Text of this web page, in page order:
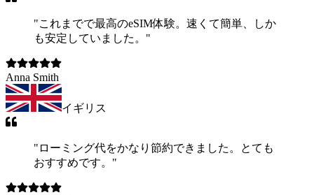
"これまでで最高のeSIM体験。速くて簡単、しか
も安定していました。 "
Anna Smith
イギリス
" ローミング代をかなり節約できました。とても
おすすめです。 "